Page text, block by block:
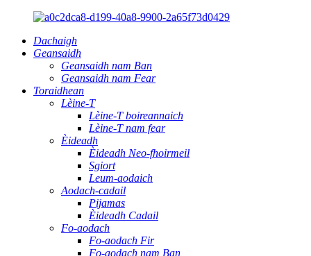
Dachaigh
Geansaidh
Geansaidh nam Ban
Geansaidh nam Fear
Toraidhean
Lèine-T
Lèine-T boireannaich
Lèine-T nam fear
Èideadh
Èideadh Neo-fhoirmeil
Sgiort
Leum-aodaich
Aodach-cadail
Pijamas
Èideadh Cadail
Fo-aodach
Fo-aodach Fir
Fo-aodach nam Ban